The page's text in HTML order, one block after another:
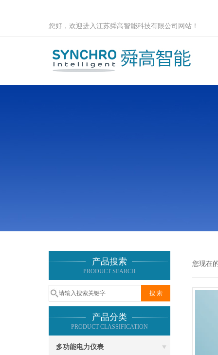
您好，欢迎进入江苏舜高智能科技有限公司网站！
产品搜索
PRODUCT SEARCH
产品分类
PRODUCT CLASSIFICATION
多功能电力仪表
您现在